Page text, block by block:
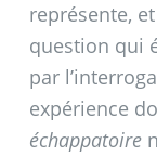
représente,
question qui
par
expérience
échappatoire